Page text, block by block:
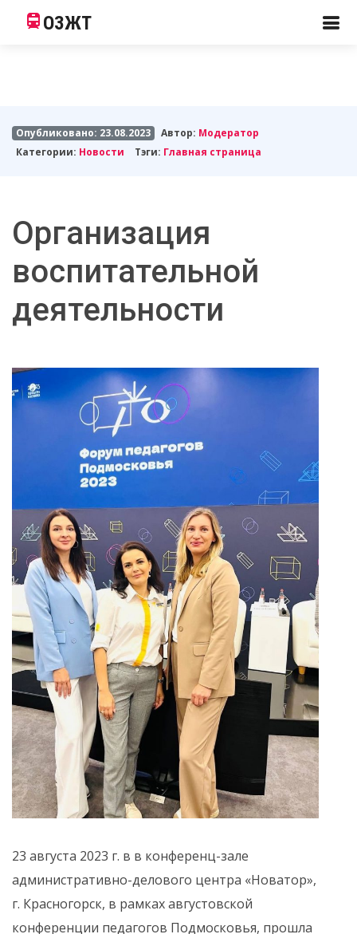
ОЗЖТ
Опубликовано: 23.08.2023 Автор: Модератор
Категории: Новости Тэги: Главная страница
Организация
воспитательной
деятельности
23 августа 2023 г. в в конференц-зале
административно-делового центра «Новатор»,
г. Красногорск, в рамках августовской
конференции педагогов Подмосковья, прошла